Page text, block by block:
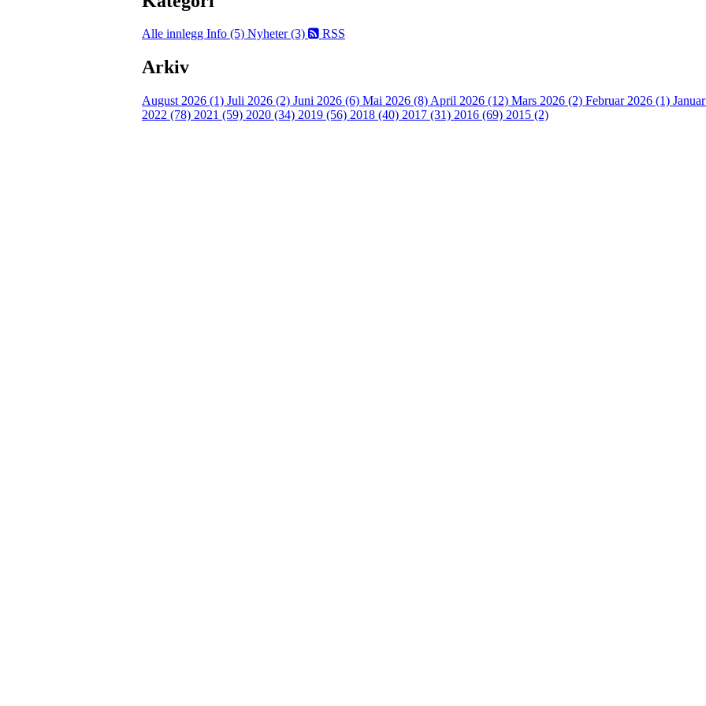
Alle innlegg Info (5) Nyheter (3) RSS
Arkiv
August 2026 (1) Juli 2026 (2) Juni 2026 (6) Mai 2026 (8) April 2026 (12) Mars 2026 (2) Februar 2026 (1)
2022 (78) 2021 (59) 2020 (34) 2019 (56) 2018 (40) 2017 (31) 2016 (69) 2015 (2)